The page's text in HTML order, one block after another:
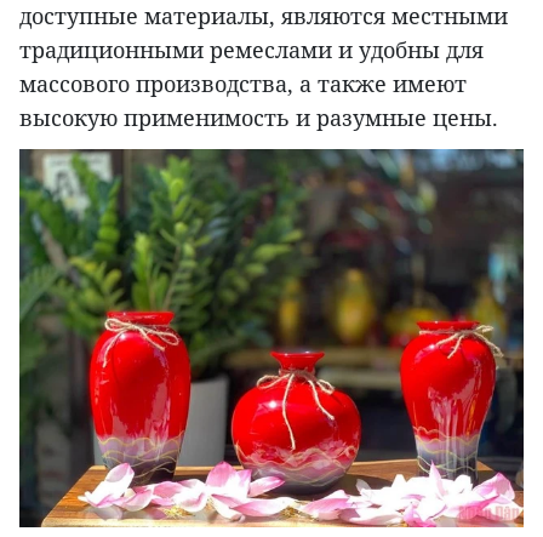
доступные материалы, являются местными
традиционными ремеслами и удобны для
массового производства, а также имеют
высокую применимость и разумные цены.